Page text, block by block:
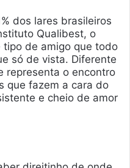
dos lares brasileiros
Qualibest, o
de amigo que todo
só de vista. Diferente
representa o encontro
que fazem a cara do
e cheio de amor